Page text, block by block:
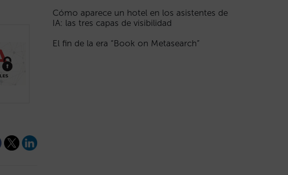
Cómo aparece un hotel en los asistentes de
IA: las tres capas de visibilidad
El fin de la era “Book on Metasearch”